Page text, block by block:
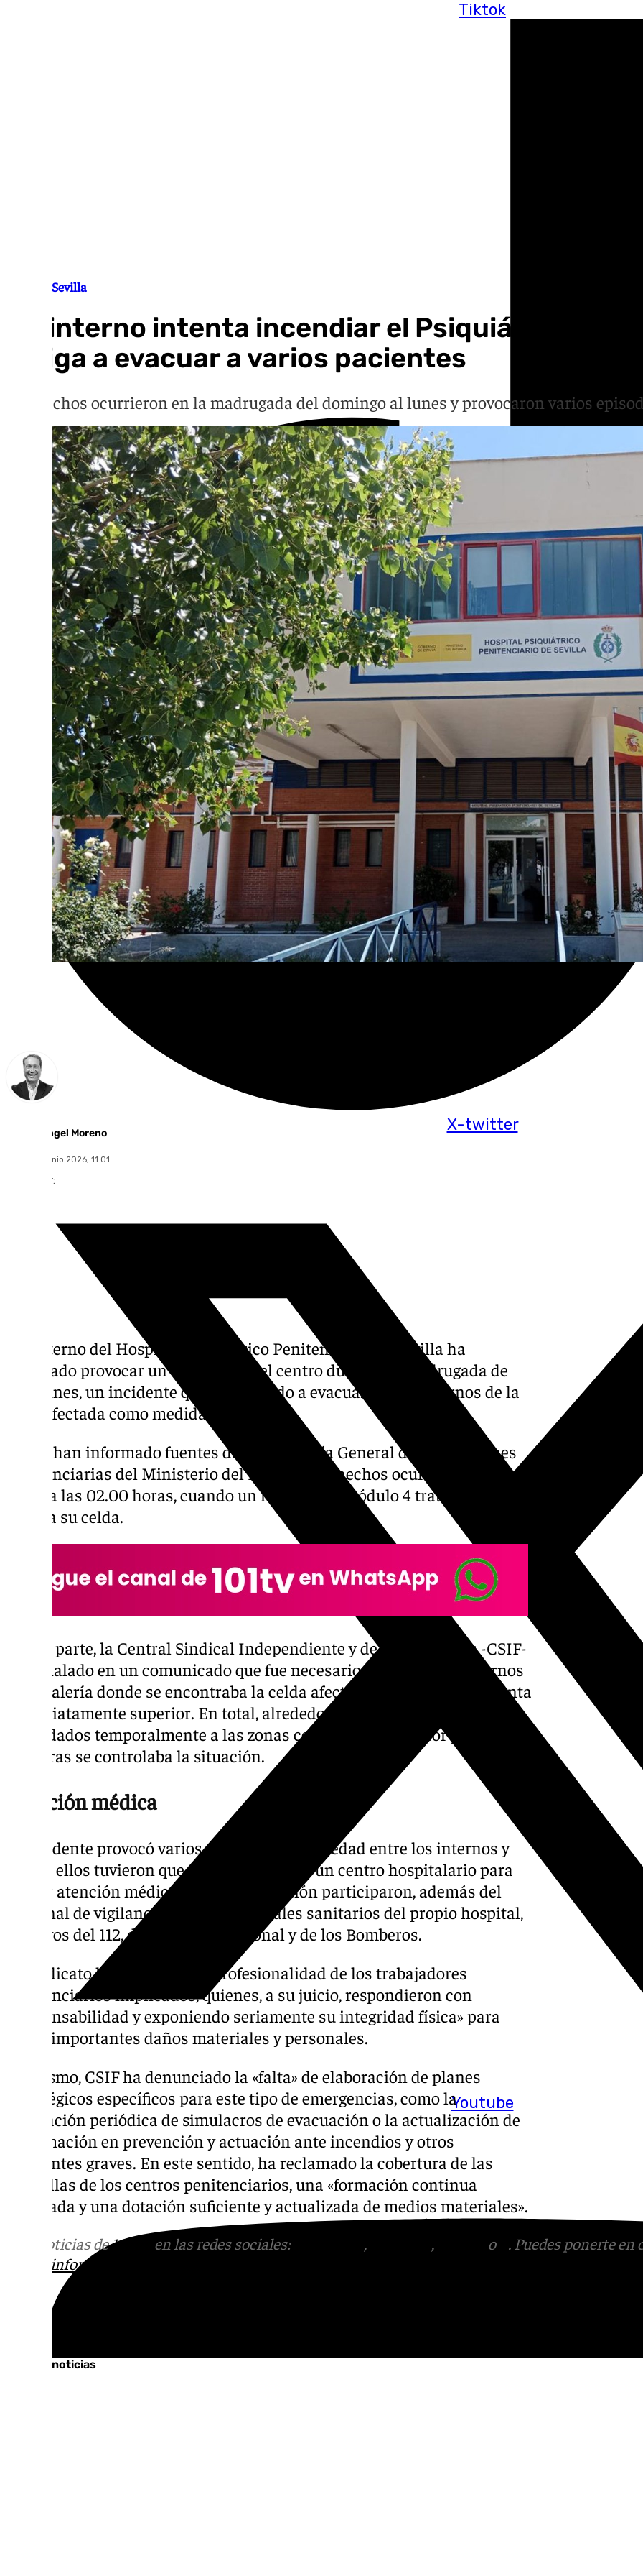
Tiktok
X-twitter
Youtube
Sucesos Sevilla
Un interno intenta incendiar el Psiquiátrico
obliga a evacuar a varios pacientes
Los hechos ocurrieron en la madrugada del domingo al lunes y provocaron varios
Miguel Ángel Moreno
martes, 9 junio 2026, 11:01
Compartir:
Un interno del Hospital Psiquiátrico Penitenciario de Sevilla ha
intentado provocar un incendio en el centro durante la madrugada de
este lunes, un incidente que ha obligado a evacuar a doce internos de la
zona afectada como medida preventiva.
Según han informado fuentes de la Secretaría General de Instituciones
Penitenciarias del Ministerio del Interior, los hechos ocurrieron en
torno a las 02.00 horas, cuando un interno del módulo 4 trató de prender
fuego a su celda.
Por su parte, la Central Sindical Independiente y de Funcionarios -CSIF-
ha señalado en un comunicado que fue necesario evacuar a los internos
de la galería donde se encontraba la celda afectada, así como de la planta
inmediatamente superior. En total, alrededor de 30 internos fueron
trasladados temporalmente a las zonas comunes de comedor y patio
mientras se controlaba la situación.
Atención médica
El incidente provocó varios episodios de ansiedad entre los internos y
dos de ellos tuvieron que ser trasladados a un centro hospitalario para
recibir atención médica. En la intervención participaron, además del
personal de vigilancia y los profesionales sanitarios del propio hospital,
efectivos del 112, de la Policía Nacional y de los Bomberos.
El sindicato ha destacado la profesionalidad de los trabajadores
penitenciarios implicados, quienes, a su juicio, respondieron con
«responsabilidad y exponiendo seriamente su integridad física» para
evitar importantes daños materiales y personales.
Asimismo, CSIF ha denunciado la «falta» de elaboración de planes
estratégicos específicos para este tipo de emergencias, como la
realización periódica de simulacros de evacuación o la actualización de
la formación en prevención y actuación ante incendios y otros
incidentes graves. En este sentido, ha reclamado la cobertura de las
plantillas de los centros penitenciarios, una «formación continua
adecuada y una dotación suficiente y actualizada de medios materiales».
Más noticias de101TV en las redes sociales: , , o
. Puedes ponerte
informativos@101tv.es
Últimas noticias